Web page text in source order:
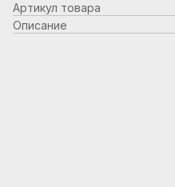
Артикул товара
Описание